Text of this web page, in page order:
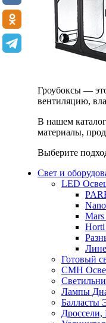
Гроубоксы —
вентиляцию,
В нашем
материалы,
Выберите
Свет и
LED
Готовый
CMH
Лампы
Балласты